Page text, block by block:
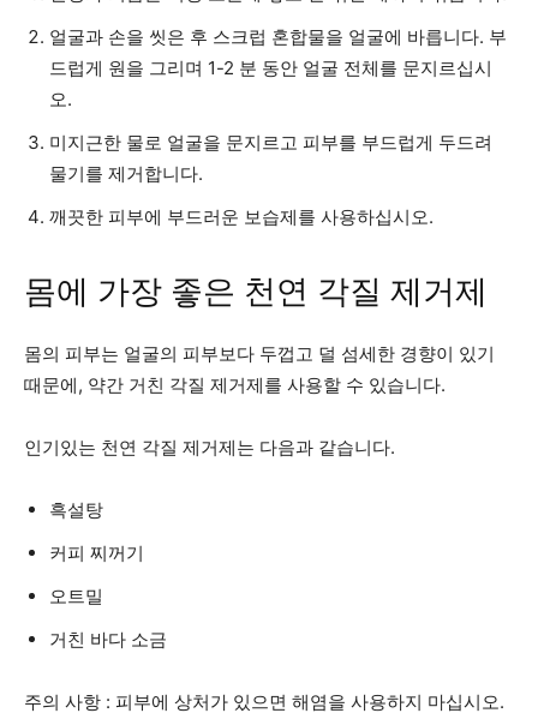
얼굴과 손을 씻은 후 스크럽 혼합물을 얼굴에 바릅니다. 부
드럽게 원을 그리며 1-2 분 동안 얼굴 전체를 문지르십시
오.
미지근한 물로 얼굴을 문지르고 피부를 부드럽게 두드려
물기를 제거합니다.
깨끗한 피부에 부드러운 보습제를 사용하십시오.
몸에 가장 좋은 천연 각질 제거제
몸의 피부는 얼굴의 피부보다 두껍고 덜 섬세한 경향이 있기
때문에, 약간 거친 각질 제거제를 사용할 수 있습니다.
인기있는 천연 각질 제거제는 다음과 같습니다.
흑설탕
커피 찌꺼기
오트밀
거친 바다 소금
주의 사항 : 피부에 상처가 있으면 해염을 사용하지 마십시오.